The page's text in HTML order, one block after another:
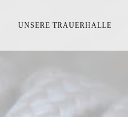
UNSERE TRAUERHALLE